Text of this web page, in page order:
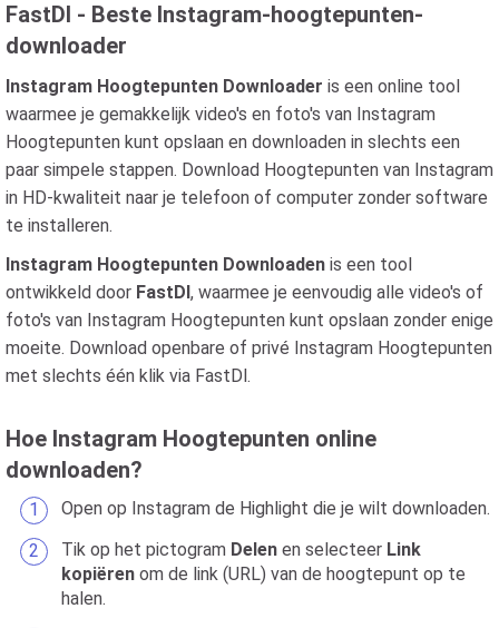
FastDl - Beste Instagram-hoogtepunten-
downloader
Instagram Hoogtepunten Downloader is een online tool
waarmee je gemakkelijk video's en foto's van Instagram
Hoogtepunten kunt opslaan en downloaden in slechts een
paar simpele stappen. Download Hoogtepunten van Instagram
in HD-kwaliteit naar je telefoon of computer zonder software
te installeren.
Instagram Hoogtepunten Downloaden is een tool
ontwikkeld door FastDl, waarmee je eenvoudig alle video's of
foto's van Instagram Hoogtepunten kunt opslaan zonder enige
moeite. Download openbare of privé Instagram Hoogtepunten
met slechts één klik via FastDl.
Hoe Instagram Hoogtepunten online
downloaden?
Open op Instagram de Highlight die je wilt downloaden.
Tik op het pictogram Delen en selecteer Link
kopiëren om de link (URL) van de hoogtepunt op te
halen.